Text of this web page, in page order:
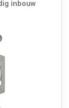
inbouw